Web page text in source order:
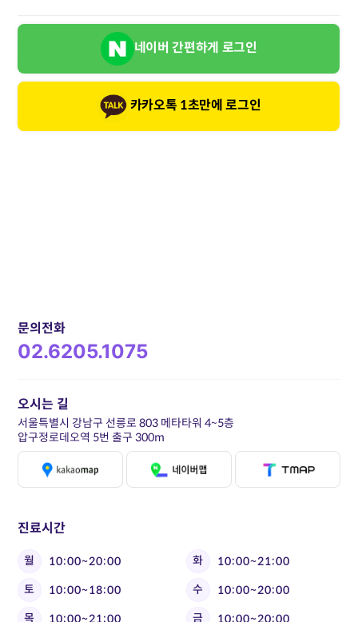
네이버 간편하게 로그인
카카오톡 1초만에 로그인
문의전화
02.6205.1075
진료시간
월 10:00~20:00 화
10:00~21:00
토
10:00~18:00 수
10:00~20:00
목
10:00~21:00 금 10:00~20:00
오시는 길
서울특별시 강남구 선릉로 803 메타타워 4~5층
압구정로데오역 5번 출구 300m